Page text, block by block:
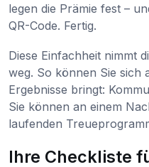
legen die Prämie fest –
QR-Code. Fertig.
Diese Einfachheit nimmt
weg. So können Sie sich
Ergebnisse bringt:
Sie können an einem
laufenden
Ihre Checkliste